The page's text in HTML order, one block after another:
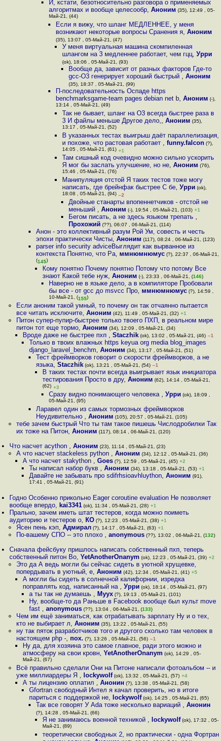
И, кстати, безотносительно разговора о применяемых
алгоритмах и вообще целесообр,Аноним (35), 12:49 , 05-
Май-21, (44)
Если я вижу, что шланг МЕДЛЕННЕЕ, у меня
возникают некоторые вопросы Сранения я, Аноним
(35), 13:07 , 05-Май-21, (47)
У меня виртуальная машина скомпиленная
шлангом на 3 медленнее работает, чем гцц, Урри
(ok), 18:06 , 05-Май-21, (93)
Вообще да, зависит от разных факторов Где-то
gcc-O3 генерирует хороший быстрый ,Аноним
(35), 18:37 , 05-Май-21, (99)
П-последовательность Оспаде https
benchmarksgame-team pages debian net b, Аноним (-),
13:14 , 05-Май-21, (49)
Так не бывает, шланг на O3 всегда быстрее раза в
3 И файлы меньше Другое дело,, Аноним (35),
13:17 , 05-Май-21, (52)
В указанных тестах выигрыш даёт параллелизация,
и похоже, что растовая работает , funny.falcon(?),
14:05 , 05-Май-21, (61) +1
Там сишный код очевидно можно сильно ускорить
Я мог бы заслать улучшение, но не, Аноним (76),
15:46 , 05-Май-21, (76)
Манипуляция отстой Я таких тестов тоже могу
написать, где брейнфак быстрее С бе, Урри (ok),
18:08 , 05-Май-21, (94) –2
Двойные станарты впопеннетчиков - отстой не
меньший ,Аноним (-), 19:54 , 05-Май-21, (103) +1
Бегом писать, а не здесь языком трепать ,
Прохожий (??), 06:07 , 06-Май-21, (114)
Анон - это коллективный разум Рой Ум, совесть и честь
эпохи практически Чисты, Аноним (117), 08:24 , 06-Май-21, (123)
parser info security adviceВыглядит как вырванное из
контекста Понятно, что Ра, ммнюмнюмус(?), 22:37 , 06-Май-21,
(145)
Кому понятно Почему понятно Потому что потому Все
знают Какой тебе нуж, Аноним (-), 23:33 , 06-Май-21, (146)
Наверно не в языке дело, а в компиляторе Пробовали
бы все - от gcc до msvcc Про, ммнюмнюмус (?), 14:59 ,
10-Май-21, (155)
Если аноним такой умный, то почему он так отчаянно пытается
все читать исключите, Аноним (42), 11:49 , 05-Май-21, (32) +1
Питон супер-пупир-быстрее только твоего ПХП, в реальном мире
питон тот еще тормо, Аноним (34), 12:09 , 05-Май-21, (34)
Вроде даже не быстрее пхп , Staczhik(ok), 13:02 , 05-Май-21, (46) –1
Только в твоих влажных https keyua org media blog_images
django_laravel_benchm,Аноним (34), 13:17 , 05-Май-21, (51)
Тест фреймворков говорит о скорости фреймворков, а не
языка, Staczhik(ok), 13:21 , 05-Май-21, (54) –1
В таких тестах почти всегда выигрывает язык инициатора
тестирования Просто в дру, Аноним (62), 14:14 , 05-Май-21,
(62) +3
Сразу видно понимающего человека ,Урри (ok), 18:09 ,
05-Май-21, (95)
Ларавел один из самых тормозных фреймворков
Неудивительно , Аноним (105), 20:57 , 05-Май-21, (105)
тебе зачем быстрый Что ты там такое пишешь Числодробилки Так
их тоже на Питон, Аноним (117), 08:14 , 06-Май-21, (120)
Что насчет acython ,Аноним (23), 11:14 , 05-Май-21, (23)
А что насчет staсkeless python , Аноним (34), 12:12 , 05-Май-21, (36)
А что насчет stakython , Goes(?), 12:59 , 05-Май-21, (45) +2
Ты написал набор букв ,Аноним (34), 13:18 , 05-Май-21, (53) +1
Давайте не забывать про sdifrhsioavhluython,Аноним (91),
17:41 , 05-Май-21, (91)
Годно Особенно прикольно Eager coroutine evaluation Не позволяет
вообще впердо, kai3341 (ok), 11:34 , 05-Май-21, (28) +1
Прально, зачем иметь штат тестеров, когда можно поиметь
аудиторию и тестеров о, КО (?), 12:23 , 05-Май-21, (38) +1
Ясен пень кэп, Адмирал(?), 14:17 , 05-Май-21, (63) +1
По-вашему СПО -- это плохо , anonymous(??), 13:02 , 06-Май-21, (132)
Сначала фейсбуку пришлось написать собственный пхп, теперь
собственный питон Во,YetAnotherOnanym (ok), 12:23 , 05-Май-21, (39) +2
Это да А ведь могли бы сейчас сидеть в уютной хрущевке,
попердывать в уютный, е, Аноним (42), 12:34 , 05-Май-21, (41) +5
А могли бы сидеть в солнечной калифорнии, изредка
поправлять код, написанный на , Урри (ok), 18:14 , 05-Май-21, (97)
а ты так не думаешь , Myyx (?), 19:13 , 05-Май-21, (101)
Ну, вообще-то да Раньше в Facebook вообще был культ move
fast ,anonymous (??), 13:04 , 06-Май-21, (133)
Чем им ещё заниматься, как отрабатывать зарплату Ну и о тех,
кто не выбирает л, Аноним (35), 13:22 , 05-Май-21, (55)
ну так пяток разработчиков того и другого сколько там человек в
настоящем php -, пох. (?), 13:26 , 05-Май-21, (56) –1
Ну да, для хозяина это самое главное, ради этого можно и
атмосферу на свои кровн, YetAnotherOnanym (ok), 14:29 , 05-
Май-21, (67)
Всё правильно сделали Они на Питоне написали фотоальбом -- и
уже миллиардеры Я , lockywolf(ok), 13:32 , 05-Май-21, (57) +4
А ты лицензию оплатил , Анонин (?), 13:38 , 05-Май-21, (58)
Gfortran свободный Интел я качал проверить, но в итоге
париться с поддержкой не, lockywolf(ok), 14:25 , 05-Май-21, (65)
Так все говорят У Ada тоже несколько вариаций , Анонин
(?), 14:28 , 05-Май-21, (66)
Я не занимаюсь военной техникой , lockywolf(ok), 17:32 , 05-
Май-21, (89)
теоретически свободных 2, но практически - одна Фортран